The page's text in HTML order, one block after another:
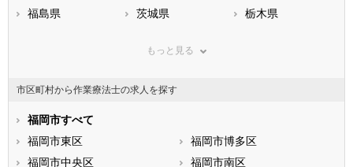
福島県
茨城県
栃木県
神奈川県
石川県
福井県
静岡県
滋賀県
大阪府
兵庫県
和歌山県
もっと見る
市区町村から作業療法士の求人を探す
福岡市すべて
福岡市東区
福岡市博多区
福岡市中央区
福岡市南区